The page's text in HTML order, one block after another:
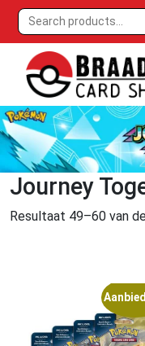
Journey
Resultaat 49–60 van